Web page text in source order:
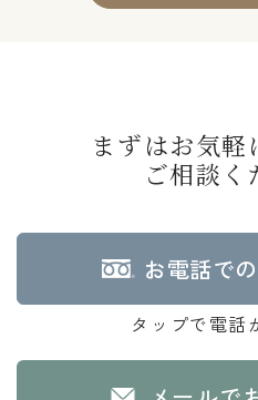
まずはお気軽
ご相談く
お電話で
タップで電話